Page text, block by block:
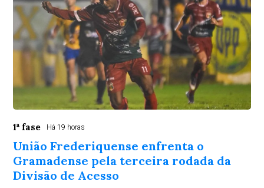
1ª fase Há 19 horas
União Frederiquense enfrenta o
Gramadense pela terceira rodada da
Divisão de Acesso